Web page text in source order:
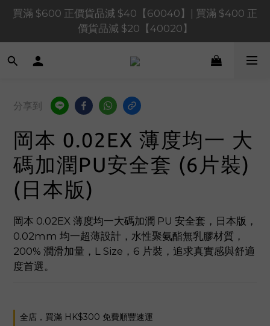
買滿 $1,200 正價貨品減 $120【1200120】| 買滿
$900 正價貨品減 $80！【90080】
買滿 $600 正價貨品減 $40【60040】| 買滿 $400 正
價貨品減 $20【40020】
買滿 $1,200 正價貨品減 $120【1200120】| 買滿
分享到
岡本 0.02EX 薄度均一 大
碼加潤PU安全套 (6片裝)
(日本版)
岡本 0.02EX 薄度均一大碼加潤 PU 安全套，日本版，
0.02mm 均一超薄設計，水性聚氨酯無乳膠材質，
200% 潤滑加量，L Size，6 片裝，追求真實感與舒適
度首選。
全店，買滿 HK$300 免費順豐速運